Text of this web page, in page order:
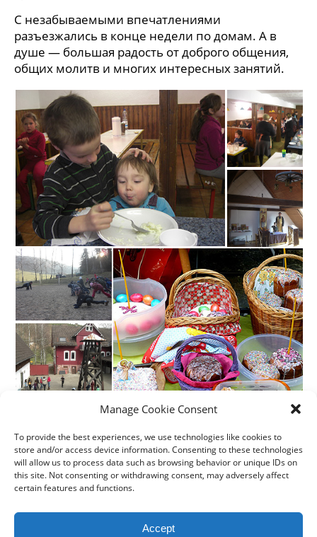
Manage Cookie Consent
To provide the best experiences, we use technologies like cookies to
store and/or access device information. Consenting to these technologies
will allow us to process data such as browsing behavior or unique IDs on
this site. Not consenting or withdrawing consent, may adversely affect
certain features and functions.
Accept
С незабываемыми впечатлениями
разъезжались в конце недели по домам. А в
душе — большая радость от доброго общения,
общих молитв и многих интересных занятий.